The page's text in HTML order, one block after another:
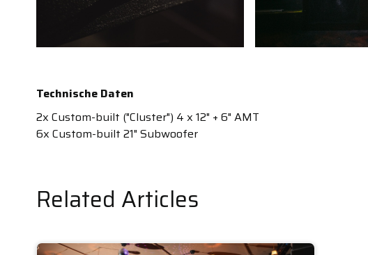
Technische Daten
2x Custom-built ("Cluster") 4 x 12" + 6" AMT
6x Custom-built 21" Subwoofer
Related Articles